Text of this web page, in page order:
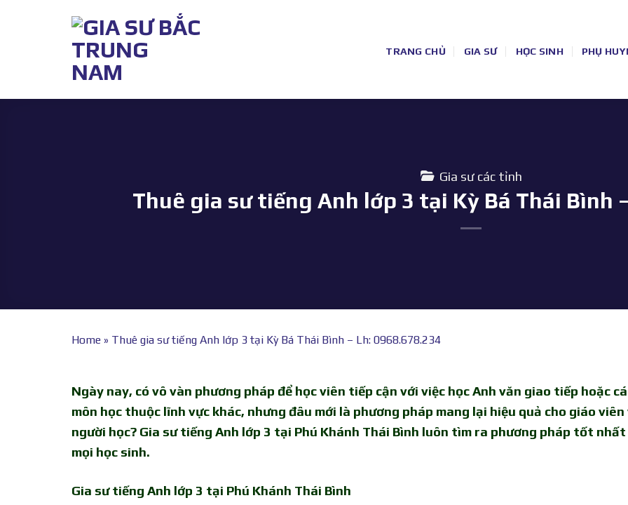
TRANG CHỦ GIA SƯ HỌC SINH PHỤ
Gia sư các tỉnh
Thuê gia sư tiếng Anh lớp 3 tại Kỳ Bá Thái Bình
Home » Thuê gia sư tiếng Anh lớp 3 tại Kỳ Bá Thái Bình – Lh: 0968.678.234
Ngày nay, có vô vàn phương pháp để học viên tiếp cận với việc học Anh văn giao tiếp hoặc
môn học thuộc lĩnh vực khác, nhưng đâu mới là phương pháp mang lại hiệu quả cho giáo viên
người học? Gia sư tiếng Anh lớp 3 tại Phú Khánh Thái Bình luôn tìm ra phương pháp tốt nhất
mọi học sinh.
Gia sư tiếng Anh lớp 3 tại Phú Khánh Thái Bình